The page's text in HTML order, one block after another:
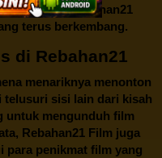
gratis diRebahan21
terus berkembang.
di Rebahan21
menariknya menonton
telusuri sisi lain dari kisah
untuk mengunduh film
Rebahan21 Film juga
para penikmat film yang